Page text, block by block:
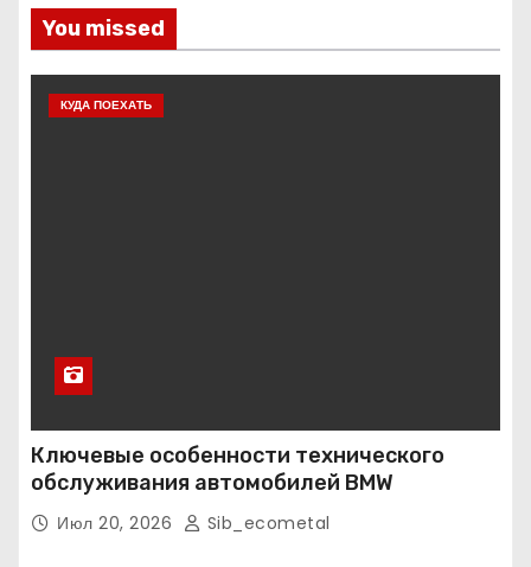
You missed
КУДА ПОЕХАТЬ
Ключевые особенности технического
обслуживания автомобилей BMW
Июл 20, 2026 Sib_ecometal